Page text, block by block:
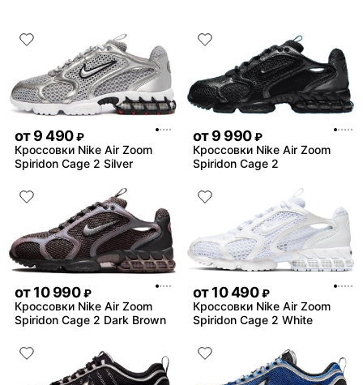
от9 490 ₽
Кроссовки Nike Air Zoom
Spiridon Cage 2 Silver
от9 990 ₽
Кроссовки Nike Air Zoom
Spiridon Cage 2
от10 990 ₽
Кроссовки Nike Air Zoom
Spiridon Cage 2 Dark Brown
от10 490 ₽
Кроссовки Nike Air Zoom
Spiridon Cage 2 White